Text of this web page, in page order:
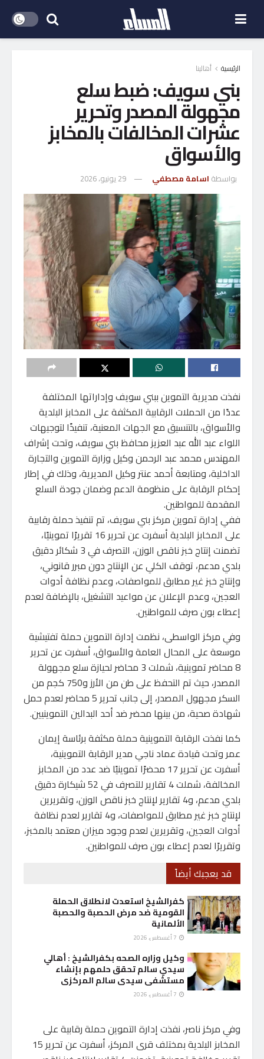
الرئيسية أهالينا
بني سويف: ضبط سلع
مجهولة المصدر وتحرير
عشرات المخالفات بالمخابز
والأسواق
بواسطة اسامة مصطفي 29 يونيو، 2026
نفذت مديرية التموين ببني سويف وإداراتها المختلفة
عددًا من الحملات الرقابية المكثفة على المخابز البلدية
والأسواق، بالتنسيق مع الجهات المعنية، تنفيذًا لتوجيهات
اللواء عبد الله عبد العزيز محافظ بني سويف، وتحت إشراف
المهندس محمد عبد الرحمن وكيل وزارة التموين والتجارة
الداخلية، ومتابعة أحمد عنتر وكيل المديرية، وذلك في إطار
إحكام الرقابة على منظومة الدعم وضمان جودة السلع
المقدمة للمواطنين.
ففي إدارة تموين مركز بني سويف، تم تنفيذ حملة رقابية
على المخابز البلدية أسفرت عن تحرير 16 تقريرًا تموينيًا،
تضمنت إنتاج خبز ناقص الوزن، التصرف في 3 شكائر دقيق
بلدي مدعم، توقف الكلي عن الإنتاج دون مبرر قانوني،
وإنتاج خبز غير مطابق للمواصفات، وعدم نظافة أدوات
العجين، وعدم الإعلان عن مواعيد التشغيل، بالإضافة لعدم
إعطاء بون صرف للمواطنين.
وفي مركز الواسطى، نظمت إدارة التموين حملة تفتيشية
موسعة على المحال العامة والأسواق، أسفرت عن تحرير
8 محاضر تموينية، شملت 3 محاضر لحيازة سلع مجهولة
المصدر، حيث تم التحفظ على طن من الأرز و750 كجم من
السكر مجهول المصدر، إلى جانب تحرير 5 محاضر لعدم حمل
شهادة صحية، من بينها محضر ضد أحد البدالين التموينيين.
كما نفذت الرقابة التموينية حملة مكثفة برئاسة إيمان
عمر وتحت قيادة عماد ناجي مدير الرقابة التموينية،
أسفرت عن تحرير 17 محضرًا تموينيًا ضد عدد من المخابز
المخالفة، شملت 4 تقارير للتصرف في 52 شيكارة دقيق
بلدي مدعم، و4 تقارير لإنتاج خبز ناقص الوزن، وتقريرين
لإنتاج خبز غير مطابق للمواصفات، و4 تقارير لعدم نظافة
أدوات العجين، وتقريرين لعدم وجود ميزان معتمد بالمخبز،
وتقريرًا لعدم إعطاء بون صرف للمواطنين.
قد يعجبك أيضاً
كفرالشيخ استعدت لانطلاق الحملة
القومية ضد مرض الحصبة والحصبة
الألمانية
وكيل وزاره الصحه بكفرالشيخ : أهالي
سيدي سالم تحقق حلمهم بإنشاء
مستشفى سيدى سالم المركزى
وفي مركز ناصر، نفذت إدارة التموين حملة رقابية على
المخابز البلدية بمختلف قرى المركز، أسفرت عن تحرير 15